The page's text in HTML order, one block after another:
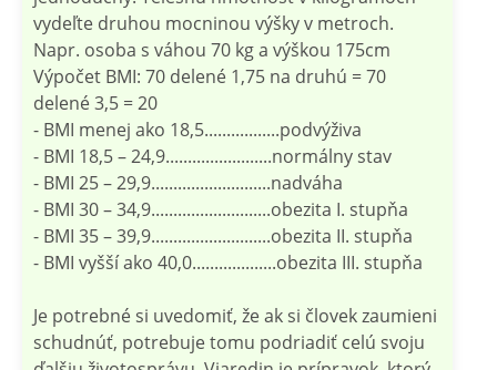
vydeľte druhou mocninou výšky v metroch.
Napr. osoba s váhou 70 kg a výškou 175cm
Výpočet BMI: 70 delené 1,75 na druhú = 70
delené 3,5 = 20
- BMI menej ako 18,5.................podvýživa
- BMI 18,5 – 24,9........................normálny stav
- BMI 25 – 29,9...........................nadváha
- BMI 30 – 34,9...........................obezita I. stupňa
- BMI 35 – 39,9...........................obezita II. stupňa
- BMI vyšší ako 40,0...................obezita III. stupňa
Je potrebné si uvedomiť, že ak si človek zaumieni
schudnúť, potrebuje tomu podriadiť celú svoju